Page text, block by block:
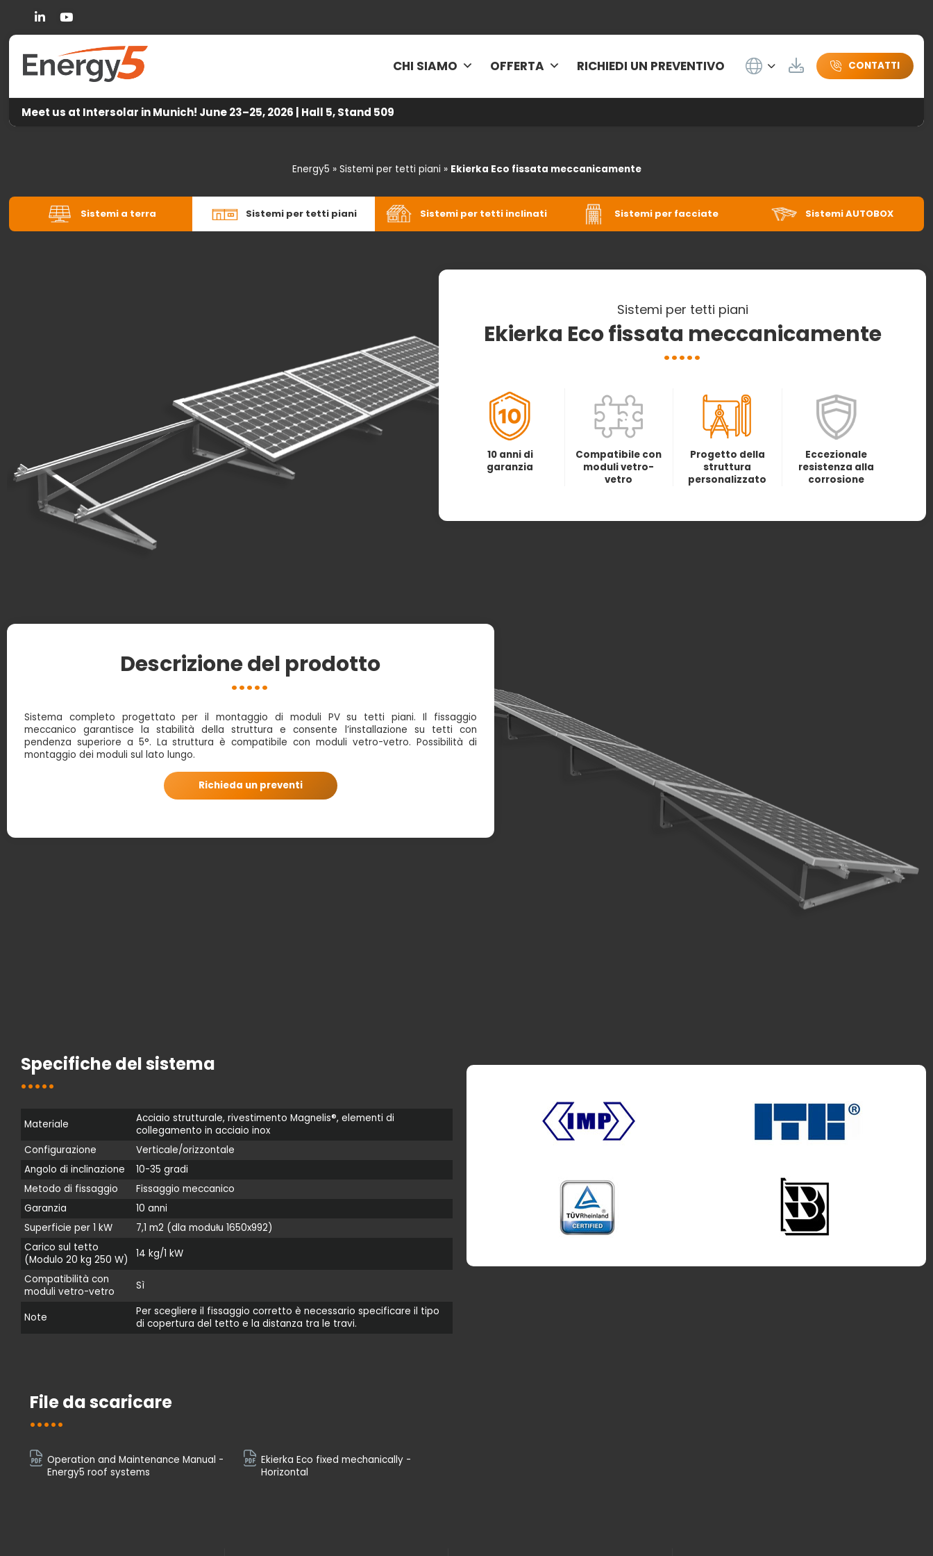
You Tube
CHI SIAMO OFFERTA RICHIEDI UN PREVENTIVO
Wybierz język
Herunterladen
CONTATTI
Meet us at Intersolar in Munich! June 23–25, 2026 | Hall 5, Stand 509
Energy5 » Sistemi per tetti piani » Ekierka Eco fissata meccanicamente
Sistemi a terra Sistemi per tetti piani Sistemi per tetti inclinati Sistemi per facciate Sistemi AUTOBOX
Sistemi per tetti piani
Ekierka Eco fissata meccanicamente
10 anni di
garanzia
Compatibile con
moduli vetro-
vetro
Progetto della
struttura
personalizzato
Eccezionale
resistenza alla
corrosione
Descrizione del prodotto
Sistema completo progettato per il montaggio di moduli PV su tetti piani. Il fissaggio
meccanico garantisce la stabilità della struttura e consente l’installazione su tetti con
pendenza superiore a 5°. La struttura è compatibile con moduli vetro-vetro. Possibilità di
montaggio dei moduli sul lato lungo.
Richieda un preventi
Specifiche del sistema
Materiale
Acciaio strutturale, rivestimento Magnelis®, elementi di
collegamento in acciaio inox
Configurazione
Verticale/orizzontale
Angolo di inclinazione
10-35 gradi
Metodo di fissaggio
Fissaggio meccanico
Garanzia
10 anni
Superficie per 1 kW
7,1 m2 (dla modułu 1650x992)
Carico sul tetto
(Modulo 20 kg 250 W)
14 kg/1 kW
Compatibilità con
moduli vetro-vetro
Sì
Note
Per scegliere il fissaggio corretto è necessario specificare il tipo
di copertura del tetto e la distanza tra le travi.
File da scaricare
Operation and Maintenance Manual -
Energy5 roof systems
Ekierka Eco fixed mechanically -
Horizontal